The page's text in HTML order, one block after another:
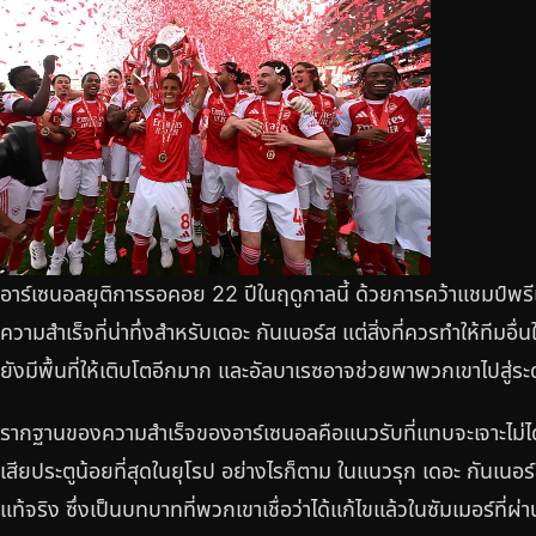
อาร์เซนอลยุติการรอคอย 22 ปีในฤดูกาลนี้ ด้วยการคว้าแชมป์พ
ความสำเร็จที่น่าทึ่งสำหรับเดอะ กันเนอร์ส แต่สิ่งที่ควรทำให้ทีมอื่
ยังมีพื้นที่ให้เติบโตอีกมาก และอัลบาเรซอาจช่วยพาพวกเขาไปสู่ร
รากฐานของความสำเร็จของอาร์เซนอลคือแนวรับที่แทบจะเจาะไ
เสียประตูน้อยที่สุดในยุโรป อย่างไรก็ตาม ในแนวรุก เดอะ กันเน
แท้จริง ซึ่งเป็นบทบาทที่พวกเขาเชื่อว่าได้แก้ไขแล้วในซัมเมอร์ที่